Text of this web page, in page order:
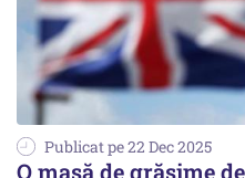
Publicat pe 22 Dec 2025
O masă de grăsime